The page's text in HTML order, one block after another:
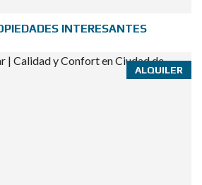
INTERESANTES
ALQUILER